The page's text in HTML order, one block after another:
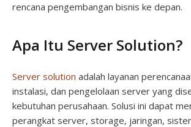
rencana pengembangan bisnis ke depan.
Apa Itu Server Solution?
Server solution adalah layanan
instalasi, dan pengelolaan server yang
kebutuhan perusahaan. Solusi ini dapat
perangkat server, storage, jaringan,